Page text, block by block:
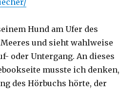
Hund am Ufer des
und sieht wahlweise
oder Untergang. An dieses
musste ich denken,
des Hörbuchs hörte, der